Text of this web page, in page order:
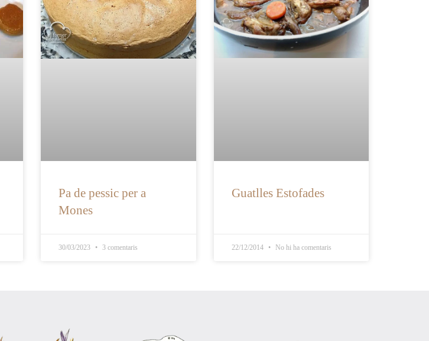
Pa de pessic per a
Mones
30/03/2023 3 comentaris
Guatlles Estofades
22/12/2014 No hi ha comentaris